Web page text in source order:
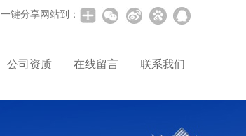
一键分享网站到：
公司资质 在线留言 联系我们